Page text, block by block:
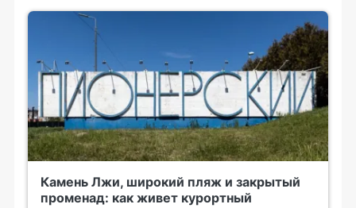
Камень Лжи, широкий пляж и закрытый
променад: как живет курортный